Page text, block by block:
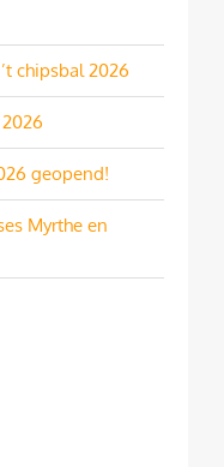
chipsbal 2026
geopend!
Myrthe en